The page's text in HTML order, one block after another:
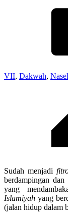
VII, Dakwah,
Sudah menjadi
berdampingan
yang
Islamiyah yang
(jalan hidup dalam